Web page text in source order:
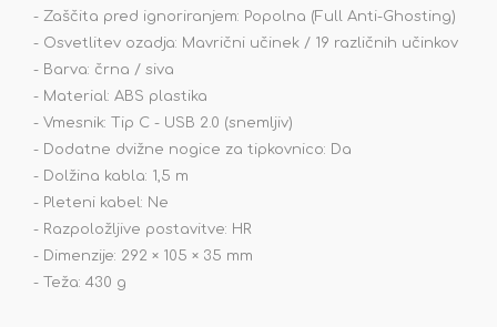
- Zaščita pred ignoriranjem: Popolna (Full Anti-Ghosting)
- Osvetlitev ozadja: Mavrični učinek / 19 različnih učinkov
- Barva: črna / siva
- Material: ABS plastika
- Vmesnik: Tip C - USB 2.0 (snemljiv)
- Dodatne dvižne nogice za tipkovnico: Da
- Dolžina kabla: 1,5 m
- Pleteni kabel: Ne
- Razpoložljive postavitve: HR
- Dimenzije: 292 × 105 × 35 mm
- Teža: 430 g